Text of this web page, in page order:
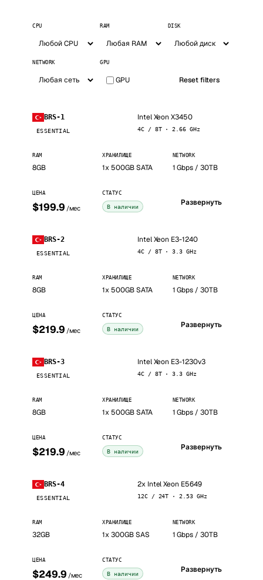
CPU RAM DISK
NETWORK GPU
GPU Reset filters
BRS-1
ESSENTIAL
Intel Xeon X3450
4C / 8T · 2.66 GHz
RAM
8GB
ХРАНИЛИЩЕ
1x 500GB SATA
NETWORK
1 Gbps / 30TB
ЦЕНА
$199.9 /мес
СТАТУС
В наличии Развернуть
BRS-2
ESSENTIAL
Intel Xeon E3-1240
4C / 8T · 3.3 GHz
RAM
8GB
ХРАНИЛИЩЕ
1x 500GB SATA
NETWORK
1 Gbps / 30TB
ЦЕНА
$219.9 /мес
СТАТУС
В наличии Развернуть
BRS-3
ESSENTIAL
Intel Xeon E3-1230v3
4C / 8T · 3.3 GHz
RAM
8GB
ХРАНИЛИЩЕ
1x 500GB SATA
NETWORK
1 Gbps / 30TB
ЦЕНА
$219.9 /мес
СТАТУС
В наличии Развернуть
BRS-4
ESSENTIAL
2x Intel Xeon E5649
12C / 24T · 2.53 GHz
RAM
32GB
ХРАНИЛИЩЕ
1x 300GB SAS
NETWORK
1 Gbps / 30TB
ЦЕНА
$249.9 /мес
СТАТУС
В наличии Развернуть